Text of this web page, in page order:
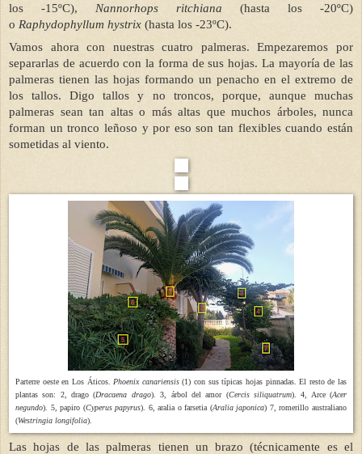
los -15ºC), Nannorhops ritchiana (hasta los -20ºC)
o Raphydophyllum hystrix (hasta los -23ºC).
Vamos ahora con nuestras cuatro palmeras. Empezaremos por
separarlas de acuerdo con la forma de sus hojas. La mayoría de las
palmeras tienen las hojas formando un penacho en el extremo de
los tallos. Digo tallos y no troncos, porque, aunque muchas
palmeras sean tan altas o más altas que muchos árboles, nunca
forman un tronco leñoso y por eso son tan flexibles cuando están
sometidas al viento.
Parterre oeste en Los Áticos. Phoenix canariensis(1) con sus típicas hojas pinnadas. El resto de las
plantas son: 2, drago (Dracaena drago). 3, árbol del amor (Cercis siliquatrum). 4, Arce (Acer
negundo). 5, papiro (Cyperus papyrus). 6, aralia o farsetia (Aralia japonica) 7, romerillo australiano
(Westringia longifolia).
Las hojas de las palmeras tienen un brazo (técnicamente es el